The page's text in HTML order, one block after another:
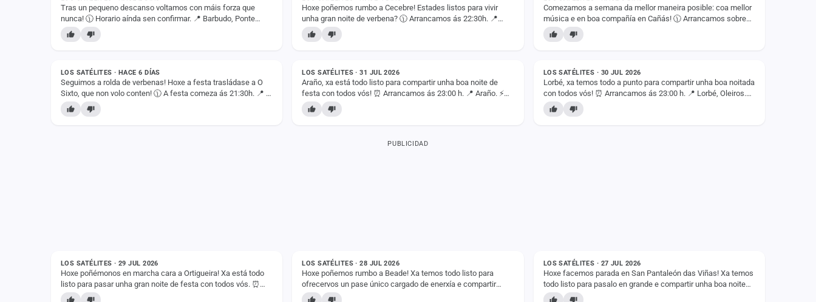
Tras un pequeno descanso voltamos con máis forza que
nunca! 🕦 Horario aínda sen confirmar. 📍 Barbudo, Ponte
Caldelas (Pontevedra) Non quedes na casa e ven…
Hoxe poñemos rumbo a Cecebre! Estades listos para vivir
unha gran noite de verbena? 🕦 Arrancamos ás 22:30h. 📍
Cecebre, Cambre (A Coruña) Contamos convosco para…
Comezamos a semana da mellor maneira posible: coa mellor
música e en boa compañía en Cañás! 🕦 Arrancamos sobre
as 22:30h. 📍 Cañás, Carral (A Coruña) 🎶…
LOS SATÉLITES · HACE 6 DÍAS
Seguimos a rolda de verbenas! Hoxe a festa trasládase a O
Sixto, que non volo conten! 🕦 A festa comeza ás 21:30h. 📍 O
Sixto, Vilagarcía de Arousa (Pontevedra).…
LOS SATÉLITES · 31 JUL 2026
Araño, xa está todo listo para compartir unha boa noite de
festa con todos vós! ⏰ Arrancamos ás 23:00 h. 📍 Araño. ⚡
Pase único. Agardámosvos a todos diante do…
LOS SATÉLITES · 30 JUL 2026
Lorbé, xa temos todo a punto para compartir unha boa noitada
con todos vós! ⏰ Arrancamos ás 23:00 h. 📍 Lorbé, Oleiros.
Agardámosvos a todos diante do…
PUBLICIDAD
LOS SATÉLITES · 29 JUL 2026
Hoxe poñémonos en marcha cara a Ortigueira! Xa está todo
listo para pasar unha gran noite de festa con todos vós. ⏰
Arrancamos ás 23:00 h. 📍 Ortigueira. 🎵…
LOS SATÉLITES · 28 JUL 2026
Hoxe poñemos rumbo a Beade! Xa temos todo listo para
ofrecervos un pase único cargado de enerxía e compartir
unha gran noite de festa con todos vós. ⏰…
LOS SATÉLITES · 27 JUL 2026
Hoxe facemos parada en San Pantaleón das Viñas! Xa temos
todo listo para pasalo en grande e compartir unha boa noite
de festa con todos vós. ⏰ Arrancamos sobre…
Agencias
Anuncios